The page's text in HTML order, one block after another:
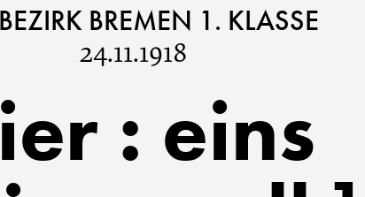
BREMEN 1. KLASSE
24.11.1918
: eins